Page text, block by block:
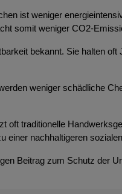
ist weniger
somit weniger CO2-
bekannt. Sie halten
weniger schädliche
oft traditionelle
einer nachhaltigeren
Beitrag zum Schutz der